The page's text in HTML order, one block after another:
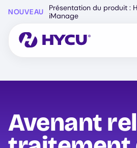
content
NOUVEAU
Présentation du produit :
iManage
Avenant